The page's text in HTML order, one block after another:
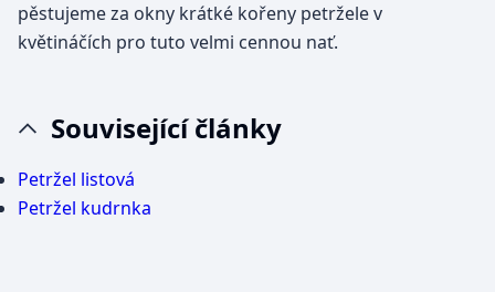
pěstujeme za okny krátké kořeny petržele v
květináčích pro tuto velmi cennou nať.
Související články
Petržel listová
Petržel kudrnka